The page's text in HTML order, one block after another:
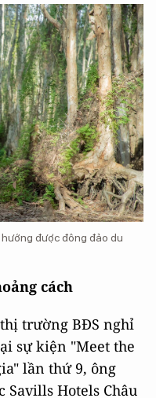
được đông đảo du
cách
trường BĐS nghỉ
sự kiện "Meet the
lần thứ 9, ông
Savills Hotels Châu